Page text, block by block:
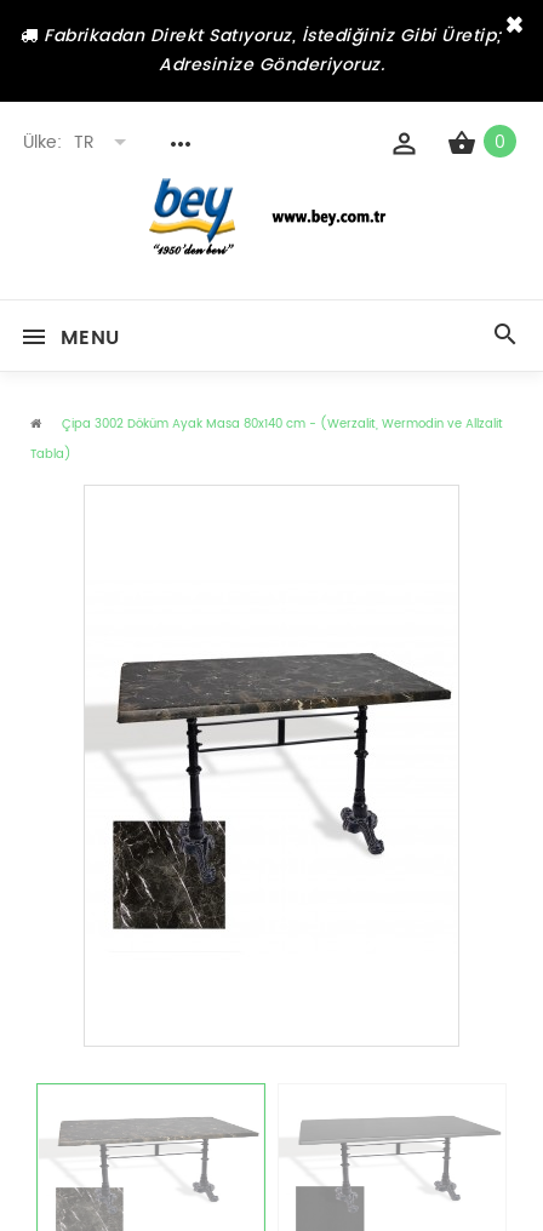
×
Fabrikadan Direkt Satıyoruz, İstediğiniz Gibi Üretip;
Adresinize Gönderiyoruz.
Ülke: TR 0
MENU
Çipa 3002 Döküm Ayak Masa 80x140 cm - (Werzalit, Wermodin ve Allzalit
Tabla)